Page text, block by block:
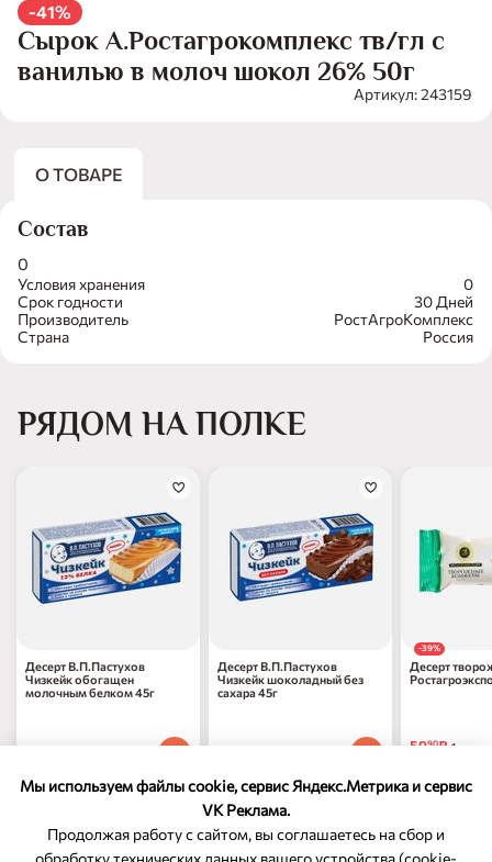
Мы используем файлы cookie, сервис Яндекс.Метрика и сервис
VK Реклама.
Продолжая работу с сайтом, вы соглашаетесь на сбор и
обработку технических данных вашего устройства (cookie-
-41%
Сырок А.Ростагрокомплекс тв/гл с
ванилью в молоч шокол 26% 50г
Артикул: 243159
О ТОВАРЕ
Условия хранения
0
Срок годности
30 Дней
Производитель
РостАгроКомплекс
Страна
Россия
Состав
0
РЯДОМ НА ПОЛКЕ
Десерт В.П.Пастухов
Чизкейк обогащен
молочным белком 45г
Десерт В.П.Пастухов
Чизкейк шоколадный без
сахара 45г
-39%
Десерт
5990₽ 1 шт